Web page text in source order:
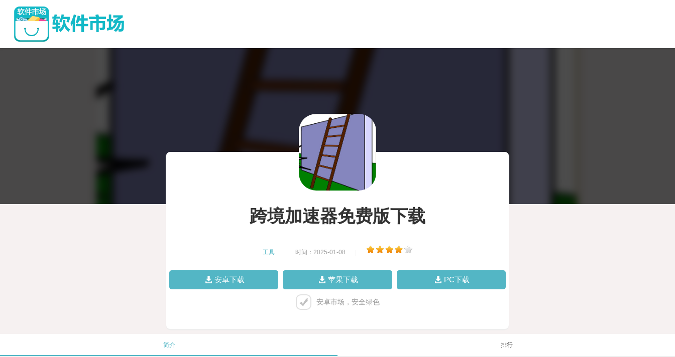
跨境加速器免费版下载
工具 时间：2025-01-08
安卓下载 苹果下载 PC下载
安卓市场，安全绿色
简介 排行